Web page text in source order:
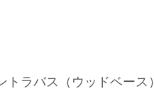
トラバス（ウッドベー